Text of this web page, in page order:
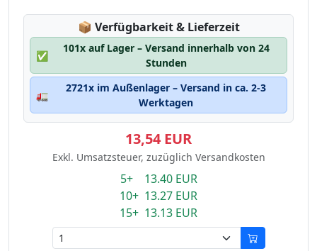
📦 Lagerstatus:
Verfügbarkeit & Lieferzeit
✅
101x auf Lager – Versand innerhalb von 24
Stunden
🚛
2721x im Außenlager – Versand in ca. 2-3
Werktagen
13,54 EUR
Exkl. Umsatzsteuer, zuzüglich Versandkosten
5+ 13.40 EUR
10+ 13.27 EUR
15+ 13.13 EUR